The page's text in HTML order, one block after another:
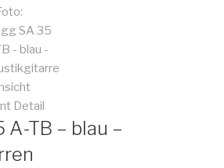
A-TB – blau –